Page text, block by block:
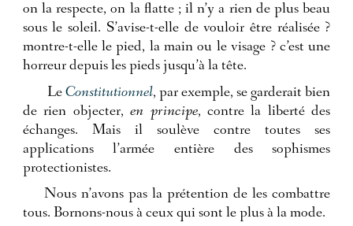
on la respecte, on la flatte ; il n’y a rien de plus beau
sous le soleil. S’avise-t-elle de vouloir être réalisée ?
montre-t-elle le pied, la main ou le visage ? c’est une
horreur depuis les pieds jusqu’à la tête.
Le Constitutionnel, par exemple, se garderait bien
de rien objecter,en principe, contre la liberté des
échanges. Mais il soulève contre toutes ses
applications l’armée entière des sophismes
protectionistes.
Nous n’avons pas la prétention de les combattre
tous. Bornons-nous à ceux qui sont le plus à la mode.